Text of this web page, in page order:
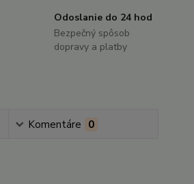
Odoslanie do 24 hod
Bezpečný spôsob
dopravy a platby
Komentáre 0